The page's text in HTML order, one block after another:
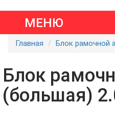
МЕНЮ
Главная Блок рамочной
Блок
(большая)